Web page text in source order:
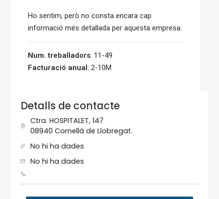
Ho sentim, però no consta encara cap
informació més detallada per aquesta empresa.
Num. treballadors: 11-49
Facturació anual: 2-10M
Detalls de contacte
Ctra. HOSPITALET, 147
08940 Cornellà de Llobregat.
No hi ha dades
No hi ha dades